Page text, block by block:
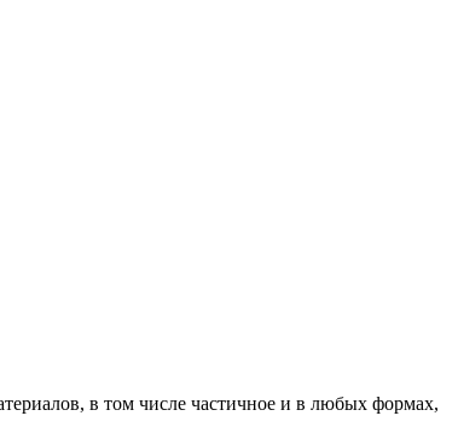
в том числе частичное и в любых формах,